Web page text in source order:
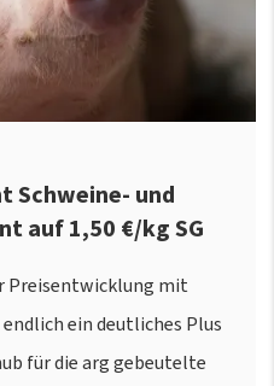
Schweine- und
auf 1,50 €/kg SG
Preisentwicklung mit
ein deutliches Plus
für die arg gebeutelte